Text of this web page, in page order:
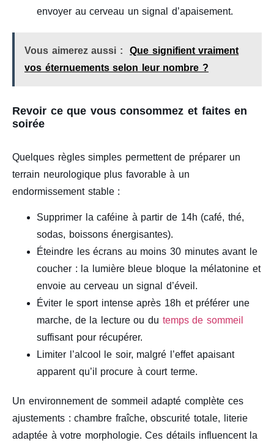
envoyer au cerveau un signal d’apaisement.
Vous aimerez aussi :
Que signifient vraiment
vos éternuements selon leur nombre ?
Revoir ce que vous consommez et faites en
soirée
Quelques règles simples permettent de préparer un
terrain neurologique plus favorable à un
endormissement stable :
Supprimer la caféine à partir de 14h (café, thé,
sodas, boissons énergisantes).
Éteindre les écrans au moins 30 minutes avant le
coucher : la lumière bleue bloque la mélatonine et
envoie au cerveau un signal d’éveil.
Éviter le sport intense après 18h et préférer une
marche, de la lecture ou du temps de sommeil
suffisant pour récupérer.
Limiter l’alcool le soir, malgré l’effet apaisant
apparent qu’il procure à court terme.
Un environnement de sommeil adapté complète ces
ajustements : chambre fraîche, obscurité totale, literie
adaptée à votre morphologie. Ces détails influencent la